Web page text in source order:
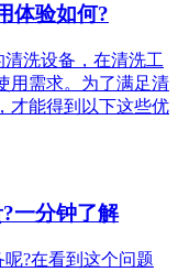
体验如何?
洗设备，在清洗工
用需求。为了满足清
才能得到以下这些优
一分钟了解
?在看到这个问题